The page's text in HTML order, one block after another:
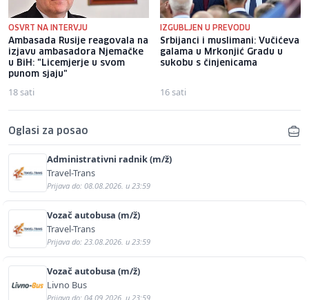
OSVRT NA INTERVJU
Ambasada Rusije reagovala na
izjavu ambasadora Njemačke
u BiH: "Licemjerje u svom
punom sjaju"
18 sati
IZGUBLJEN U PREVODU
Srbijanci i muslimani: Vučićeva
galama u Mrkonjić Gradu u
sukobu s činjenicama
16 sati
Oglasi za posao
Administrativni radnik (m/ž)
Travel-Trans
Prijava do: 08.08.2026. u 23:59
Vozač autobusa (m/ž)
Travel-Trans
Prijava do: 23.08.2026. u 23:59
Vozač autobusa (m/ž)
Livno Bus
Prijava do: 04.09.2026. u 23:59